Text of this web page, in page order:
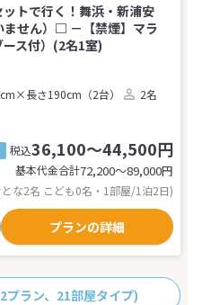
トで行く！舞浜・新浦安
ません）□ －【禁煙】マラ
ス付）(2名1室)
長さ190cm（2台）
2名
税込36,100～44,500円
基本代金合計72,200〜89,000円
とな2名 こども0名・1部屋/1泊2日)
プランの詳細
プラン、21部屋タイプ)